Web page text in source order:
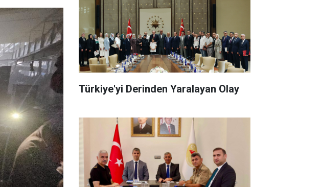
Türkiye'yi Derinden Yaralayan Olay